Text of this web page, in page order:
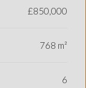
£850,000
768 m²
6